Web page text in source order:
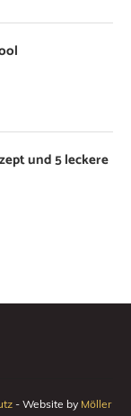
und 5 leckere
- Website by Möller